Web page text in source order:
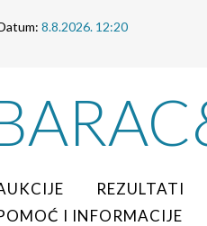
8.8.2026. 12:20
REZULTATI
I INFORMACIJE